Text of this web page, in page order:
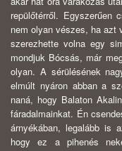
repülőtérről.
nem olyan vészes, ha azt
szerezhette volna egy
mondjuk Bócsás, már
olyan. A sérülésének
elmúlt nyáron abban a
naná, hogy Balaton
fáradalmainkat. Én
árnyékában, legalább is
hogy ez a pihenés